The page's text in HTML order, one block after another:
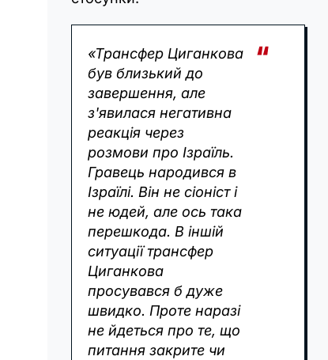
«Трансфер Циганкова
був близький до
завершення, але
з'явилася негативна
реакція через
розмови про Ізраїль.
Гравець народився в
Ізраїлі. Він не сіоніст і
не юдей, але ось така
перешкода. В іншій
ситуації трансфер
Циганкова
просувався б дуже
швидко. Проте наразі
не йдеться про те, що
питання закрите чи